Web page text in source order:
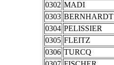
0302 MADI
0303 BERNHARDT
0304 PELISSIER
0305 FLEITZ
0306 TURCQ